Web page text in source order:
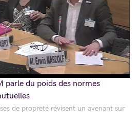
de propreté révisent un avenant sur
parle du poids des normes